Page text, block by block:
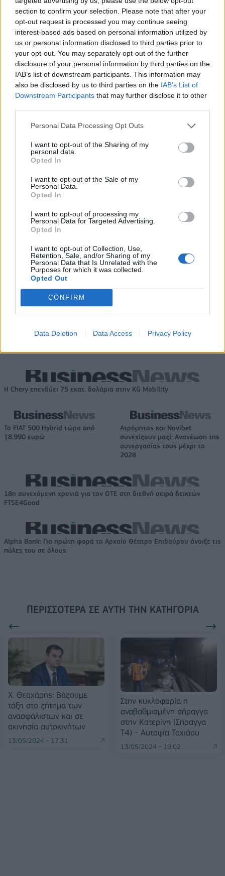
section to confirm your selection. Please note that after your
opt-out request is processed you may continue seeing
interest-based ads based on personal information utilized by
us or personal information disclosed to third parties prior to
your opt-out. You may separately opt-out of the further
disclosure of your personal information by third parties on the
IAB’s list of downstream participants. This information may
also be disclosed by us to third parties on the IAB’s List of
Downstream Participants that may further disclose it to other
Personal Data Processing Opt Outs
I want to opt-out of the Sharing of my
personal data.
Opted In
I want to opt-out of the Sale of my
Personal Data.
Opted In
I want to opt-out of processing my
Personal Data for Targeted Advertising.
Opted In
I want to opt-out of Collection, Use,
Retention, Sale, and/or Sharing of my
Personal Data that Is Unrelated with the
Purposes for which it was collected.
Opted Out
CONFIRM
Data Deletion Data Access Privacy Policy
σύμβουλος της ΔΕΗ για την
είσοδο στην πολωνική αγορά
ενέργειας
στήριξης- Κάλυψη εισφορών
ΕΔΟΕΑΠ
IAB Hellas: Νέα Διοικούσα Επιτροπή και νέο Διοικητικό Συμβούλιο -
Πρόεδρος ο Γαληνός Γιαγλής
Η Toyota φέρνει νέα γενιά
Σε κινεζική… πολιορκία η
αυτοκινητοβιομηχανία
δηλώσει συμμετοχή στο ντραφτ
του WNBA!
ρίχνουν μια πέτρα, τους
καταστρέφεις» (vid)
ΕΛΣΤΑΤ: Στο 3,4% υποχώρησε ο πληθωρισμός τον Ιούλιο
Χρηματοδότηση 8 εκατ. ευρώ
Ξεκίνησε το πενταετές
Τύπου
Metlen: Ρεκόρ EBITDA στο α'
Καθαρά κέρδη 313 εκατ. ευρώ
Η Chery επενδύει 75 εκατ. δολάρια στην KG Mobility
Το FIAT 500 Hybrid τώρα από
18.990 ευρώ
Ατρόμητος και Novibet
συνεχίζουν μαζί: Ανανέωση της
συνεργασίας τους μέχρι το
2028
18η συνεχόμενη χρονιά για τον ΟΤΕ στη διεθνή σειρά δεικτών
FTSE4Good
Alpha Bank: Για πρώτη φορά το Αρχαίο Θέατρο Επιδαύρου άνοιξε τις
πύλες του σε όλους
ΠΕΡΙΣΣΌΤΕΡΑ ΣΕ ΑΥΤΉ ΤΗΝ ΚΑΤΗΓΟΡΊΑ
Χ. Θεοχάρης: Βάζουμε
τάξη στο ζήτημα των
ανασφάλιστων και σε
ακινησία αυτοκινήτων
13/05/2024 - 17:31
Στην κυκλοφορία η
αναβαθμισμένη σήραγγα
στην Κατερίνη (Σήραγγα
Τ4) - Αυτοψία Ταχιάου
13/05/2024 - 19:02